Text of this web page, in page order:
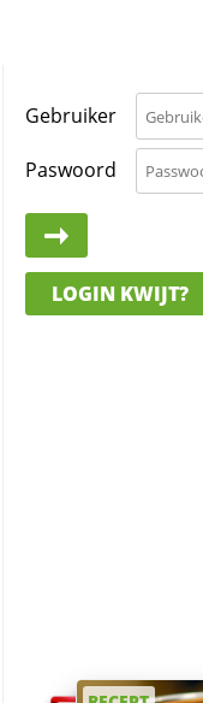
Gebruiker
Paswoord
LOGIN KWIJT?